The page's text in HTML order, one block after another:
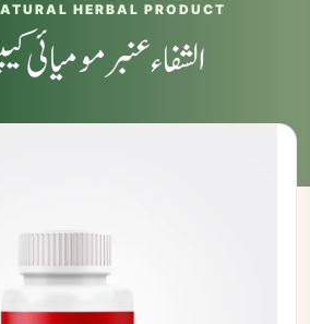
HERBAL PRODUCT
الشفاء عنبر